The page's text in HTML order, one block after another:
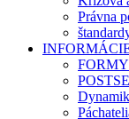
Právna